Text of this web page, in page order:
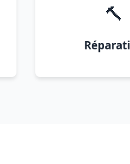
🔨